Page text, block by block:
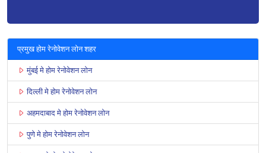
प्रमुख होम रेनोवेशन लोन शहर
मुंबई मे होम रेनोवेशन लोन
दिल्ली मे होम रेनोवेशन लोन
अहमदाबाद मे होम रेनोवेशन लोन
पुणे मे होम रेनोवेशन लोन